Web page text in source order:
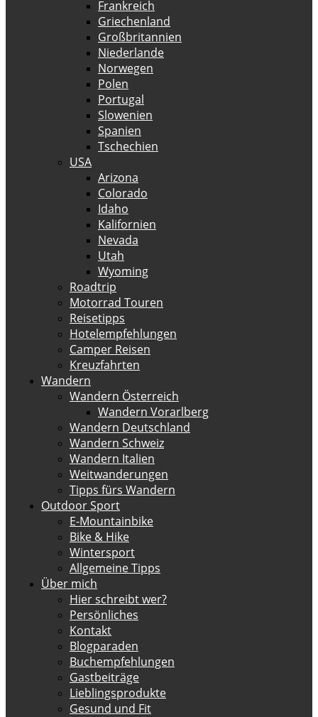
Frankreich
Griechenland
Großbritannien
Niederlande
Norwegen
Polen
Portugal
Slowenien
Spanien
Tschechien
USA
Arizona
Colorado
Idaho
Kalifornien
Nevada
Utah
Wyoming
Roadtrip
Motorrad Touren
Reisetipps
Hotelempfehlungen
Camper Reisen
Kreuzfahrten
Wandern
Wandern Österreich
Wandern Vorarlberg
Wandern Deutschland
Wandern Schweiz
Wandern Italien
Weitwanderungen
Tipps fürs Wandern
Outdoor Sport
E-Mountainbike
Bike & Hike
Wintersport
Allgemeine Tipps
Über mich
Hier schreibt wer?
Persönliches
Kontakt
Blogparaden
Buchempfehlungen
Gastbeiträge
Lieblingsprodukte
Gesund und Fit